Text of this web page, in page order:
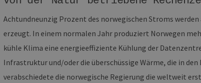
Achtundneunzig Prozent des norwegischen Stroms
erzeugt. In einem normalen Jahr produziert Norwegen
kühle Klima eine energieeffiziente Kühlung der
Infrastruktur und/oder die überschüssige Wärme, die in
verabschiedete die norwegische Regierung die weltweit